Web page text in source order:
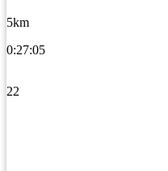
5km
0:27:05
22